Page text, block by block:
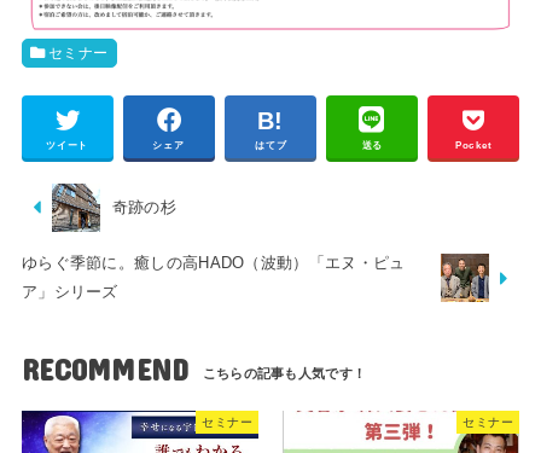
セミナー
ツイート シェア はてブ 送る Pocket
奇跡の杉
ゆらぐ季節に。癒しの高HADO（波動）「エヌ・ピュ
ア」シリーズ
RECOMMEND
セミナー セミナー